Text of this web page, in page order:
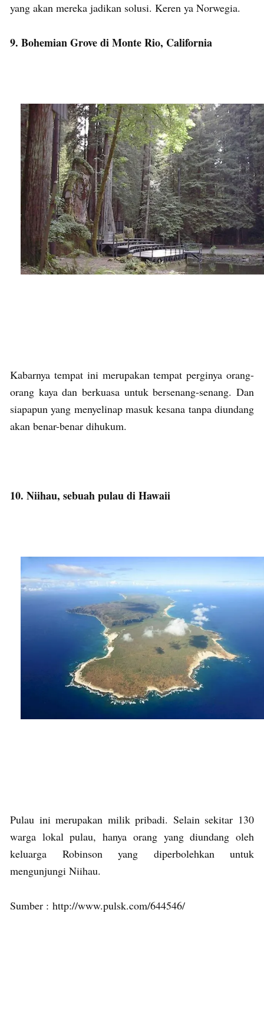
yang akan mereka jadikan solusi. Keren ya Norwegia.
9. Bohemian Grove di Monte Rio, California
Kabarnya tempat ini merupakan tempat perginya orang-
orang kaya dan berkuasa untuk bersenang-senang. Dan
siapapun yang menyelinap masuk kesana tanpa diundang
akan benar-benar dihukum.
10. Niihau, sebuah pulau di Hawaii
Pulau ini merupakan milik pribadi. Selain sekitar 130
warga lokal pulau, hanya orang yang diundang oleh
keluarga Robinson yang diperbolehkan untuk
mengunjungi Niihau.
Sumber : http://www.pulsk.com/644546/